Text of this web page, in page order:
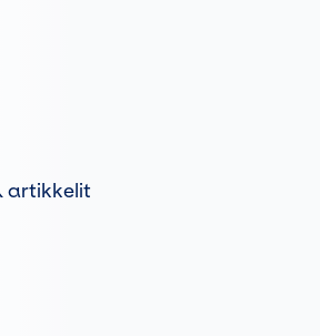
artikkelit